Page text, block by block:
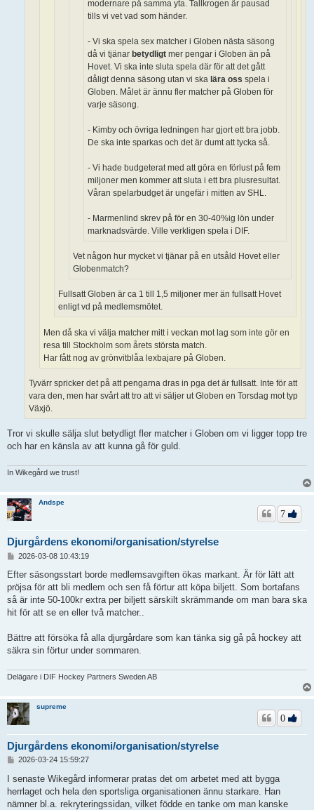
modernare på samma yta. Tallkrogen är pausad
tills vi vet vad som händer.
- Vi ska spela sex matcher i Globen nästa säsong
då vi tjänar betydligt mer pengar i Globen än på
Hovet. Vi ska inte sluta spela där för att det gått
dåligt denna säsong utan vi ska lära oss spela i
Globen. Målet är ännu fler matcher på Globen för
varje säsong.
- Kimby och övriga ledningen har gjort ett bra jobb.
De ska inte sparkas och det är dumt att tycka så.
- Vi hade budgeterat med att göra en förlust på fem
miljoner men kommer att sluta i ett bra plusresultat.
Våran spelarbudget är ungefär i mitten av SHL.
- Marmenlind skrev på för en 30-40%ig lön under
marknadsvärde. Ville verkligen spela i DIF.
Vet någon hur mycket vi tjänar på en utsåld Hovet eller
Globenmatch?
Fullsatt Globen är ca 1 till 1,5 miljoner mer än fullsatt Hovet
enligt vd på medlemsmötet.
Men då ska vi välja matcher mitt i veckan mot lag som inte gör en
resa till Stockholm som årets största match.
Har fått nog av grönvitblåa lexbajare på Globen.
Tyvärr spricker det på att pengarna dras in pga det är fullsatt. Inte för att
vara den, men har svårt att tro att vi säljer ut Globen en Torsdag mot typ
Växjö.
Tror vi skulle sälja slut betydligt fler matcher i Globen om vi ligger topp tre
och har en känsla av att kunna gå för guld.
In Wikegård we trust!
Andspe
Djurgårdens ekonomi/organisation/styrelse
7
l
ä
g
g
2026-03-08 10:43:19
Efter säsongsstart borde medlemsavgiften ökas markant. Är för lätt att
pröjsa för att bli medlem och sen få förtur att köpa biljett. Som bortafans
så är inte 50-100kr extra per biljett särskilt skrämmande om man bara ska
hit för att se en eller två matcher..
Bättre att försöka få alla djurgårdare som kan tänka sig gå på hockey att
säkra sin förtur under sommaren.
Delägare i DIF Hockey Partners Sweden AB
supreme
Djurgårdens ekonomi/organisation/styrelse
0
l
g
g
2026-03-24 15:59:27
I senaste Wikegård informerar pratas det om arbetet med att bygga
herrlaget och hela den sportsliga organisationen ännu starkare. Han
nämner bl.a. rekryteringssidan, vilket födde en tanke om man kanske